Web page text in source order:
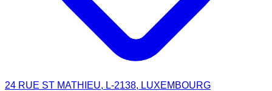
24 RUE ST MATHIEU, L-2138, LUXEMBOURG